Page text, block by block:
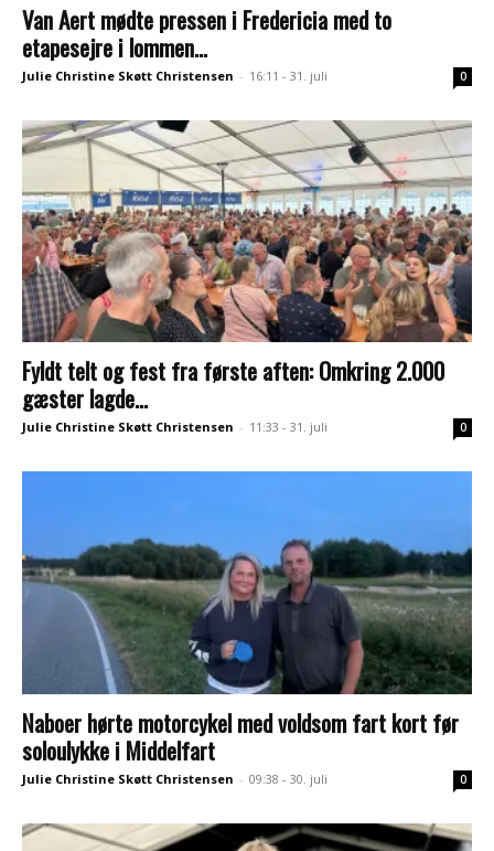
Van Aert mødte pressen i Fredericia med to
etapesejre i lommen...
Julie Christine Skøtt Christensen - 16:11 - 31. juli 0
Fyldt telt og fest fra første aften: Omkring 2.000
gæster lagde...
Julie Christine Skøtt Christensen - 11:33 - 31. juli 0
Naboer hørte motorcykel med voldsom fart kort før
soloulykke i Middelfart
Julie Christine Skøtt Christensen - 09:38 - 30. juli 0